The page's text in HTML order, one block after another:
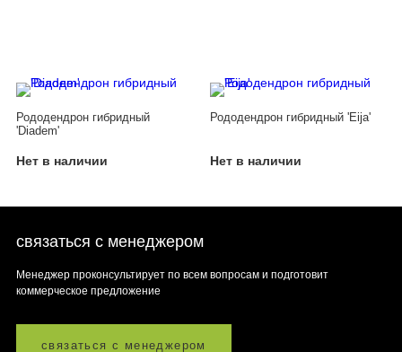
Рододендрон гибридный
'Diadem'
Нет в наличии
Рододендрон гибридный 'Eija'
Нет в наличии
связаться с менеджером
Менеджер проконсультирует по всем вопросам и подготовит
коммерческое предложение
связаться с менеджером